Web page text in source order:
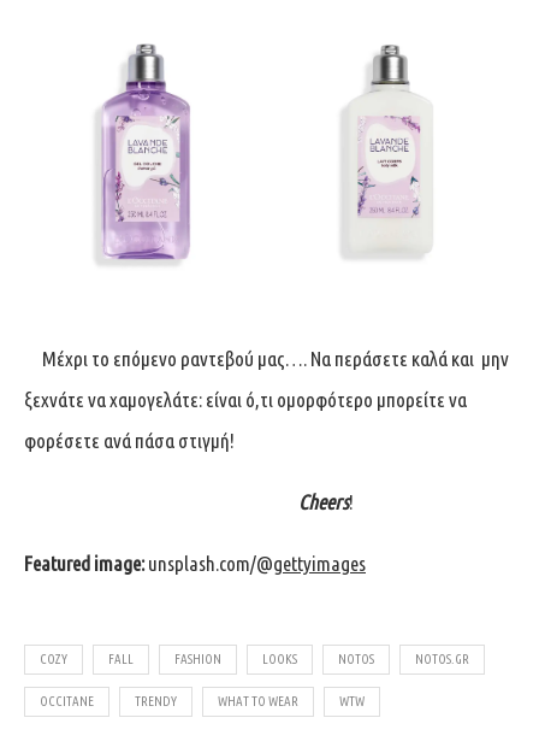
Μέχρι το επόμενο ραντεβού μας…. Nα περάσετε καλά και μην
ξεχνάτε να χαμογελάτε: είναι ό,τι ομορφότερο μπορείτε να
φορέσετε ανά πάσα στιγμή!
Cheers!
Featured image:unsplash.com/@gettyimages
COZY FALL FASHION LOOKS NOTOS NOTOS.GR
OCCITANE TRENDY WHAT TO WEAR WTW